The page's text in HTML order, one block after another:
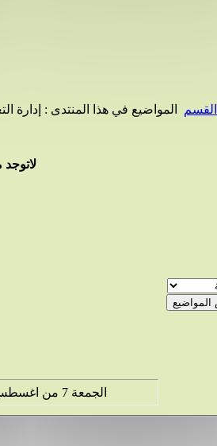
المواضيع في هذا المنتدى : إدارة
الجمعة 7 من اغسطس 2026 , الساعة الان 01:12:14 صباحاً.